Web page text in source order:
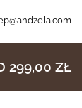
299,00 ZŁ